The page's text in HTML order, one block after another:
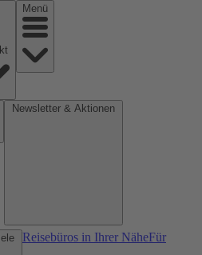
Menü
Reisebüros in Ihrer NäheFür